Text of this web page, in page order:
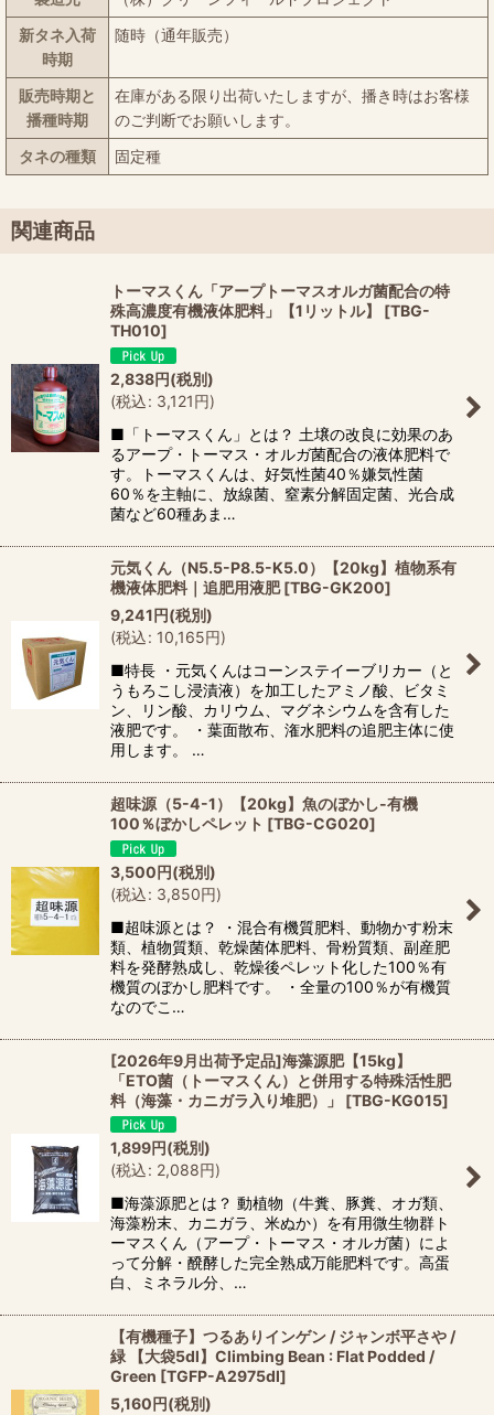
新タネ入荷
時期
随時（通年販売）
販売時期と
播種時期
在庫がある限り出荷いたしますが、播き時はお客様
のご判断でお願いします。
タネの種類
固定種
関連商品
トーマスくん「アープトーマスオルガ菌配合の特
殊高濃度有機液体肥料」【1リットル】
[TBG-
TH010]
2,838円(税別)
(税込: 3,121円)
■「トーマスくん」とは？ 土壌の改良に効果のあ
るアープ・トーマス・オルガ菌配合の液体肥料で
す。トーマスくんは、好気性菌40％嫌気性菌
60％を主軸に、放線菌、窒素分解固定菌、光合成
菌など60種あま…
元気くん（N5.5-P8.5-K5.0）【20kg】植物系有
機液体肥料｜追肥用液肥 [TBG-GK200]
9,241円(税別)
(税込: 10,165円)
■特長 ・元気くんはコーンステイーブリカー（と
うもろこし浸漬液）を加工したアミノ酸、ビタミ
ン、リン酸、カリウム、マグネシウムを含有した
液肥です。 ・葉面散布、潅水肥料の追肥主体に使
用します。 …
超味源（5-4-1）【20kg】魚のぼかし-有機
100％ぼかしペレット [TBG-CG020]
3,500円(税別)
(税込: 3,850円)
■超味源とは？ ・混合有機質肥料、動物かす粉末
類、植物質類、乾燥菌体肥料、骨粉質類、副産肥
料を発酵熟成し、乾燥後ペレット化した100％有
機質のぼかし肥料です。 ・全量の100％が有機質
なのでこ…
[2026年9月出荷予定品]海藻源肥【15kg】
「ETO菌（トーマスくん）と併用する特殊活性肥
料（海藻・カニガラ入り堆肥）」
[TBG-KG015]
1,899円(税別)
(税込: 2,088円)
■海藻源肥とは？ 動植物（牛糞、豚糞、オガ類、
海藻粉末、カニガラ、米ぬか）を有用微生物群ト
ーマスくん（アープ・トーマス・オルガ菌）によ
って分解・醗酵した完全熟成万能肥料です。高蛋
白、ミネラル分、…
【有機種子】つるありインゲン / ジャンボ平さや /
緑 【大袋5dl】Climbing Bean : Flat Podded /
Green [TGFP-A2975dl]
5,160 円(税別)